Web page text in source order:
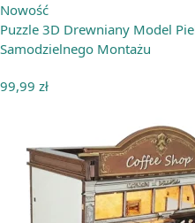
Nowość
Puzzle 3D Drewniany Model
Samodzielnego Montażu
99,99 zł